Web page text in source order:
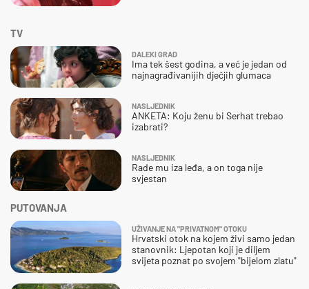
TV
DALEKI GRAD
Ima tek šest godina, a već je jedan od
najnagrađivanijih dječjih glumaca
NASLJEDNIK
ANKETA: Koju ženu bi Serhat trebao
izabrati?
NASLJEDNIK
Rade mu iza leđa, a on toga nije
svjestan
PUTOVANJA
UŽIVANJE NA "PRIVATNOM" OTOKU
Hrvatski otok na kojem živi samo jedan
stanovnik: Ljepotan koji je diljem
svijeta poznat po svojem "bijelom zlatu"